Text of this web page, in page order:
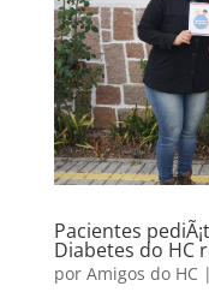
Pacientes
Diabetes do HC
por Amigos do HC |